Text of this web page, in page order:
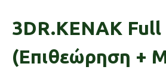
3DR.KENAK Full
(Επιθεώρηση +